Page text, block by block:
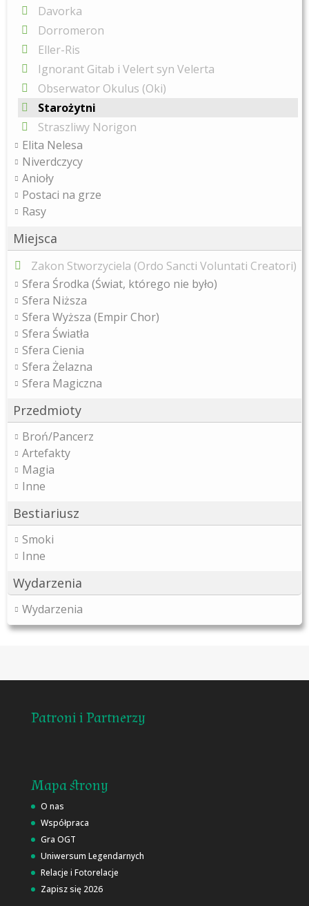
Davorka
Dorromeron
Eller-Ris
Ignorant Gitab i Velert syn Velerta
Obserwator Okulus (Oki)
Starożytni
Straszliwy Norigon
Elita Nelesa
Niverdczycy
Anioły
Postaci na grze
Rasy
Miejsca
Zakon Stworzyciela (Ordo Sancti Voluntati Creatori)
Sfera Środka (Świat, którego nie było)
Sfera Niższa
Sfera Wyższa (Empir Chor)
Sfera Światła
Sfera Cienia
Sfera Żelazna
Sfera Magiczna
Przedmioty
Broń/Pancerz
Artefakty
Magia
Inne
Bestiariusz
Smoki
Inne
Wydarzenia
Wydarzenia
Patroni i Partnerzy
Mapa strony
O nas
Współpraca
Gra OGT
Uniwersum Legendarnych
Relacje i Fotorelacje
Zapisz się 2026